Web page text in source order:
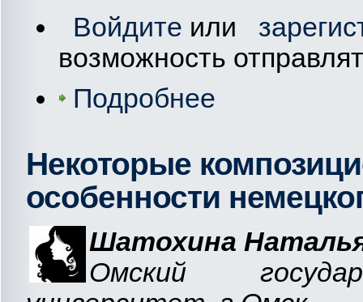
Войдите или
возможность
Подробнее
Некоторые
особенности
Шатохина
Омский